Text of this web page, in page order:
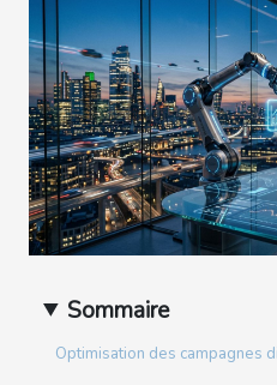
Sommaire
Optimisation des campagnes